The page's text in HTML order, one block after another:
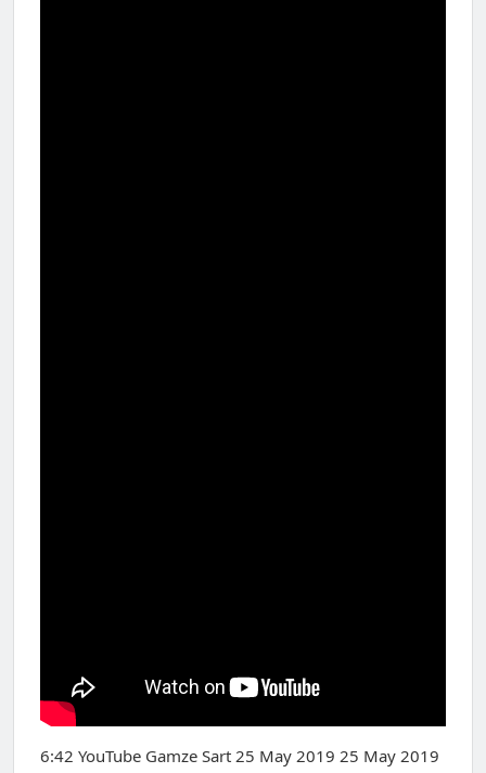
6:42 YouTube Gamze Sart 25 May 2019 25 May 2019